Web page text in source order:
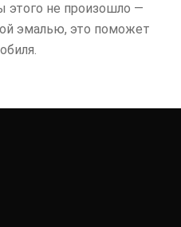
этого не произошло —
эмалью, это поможет